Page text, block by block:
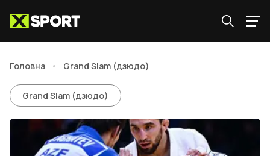
Головна • Grand Slam (дзюдо)
Grand Slam (дзюдо)
Grand Slam (дзюдо)